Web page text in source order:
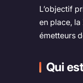
L’objectif
en place, la
émetteurs
Qui